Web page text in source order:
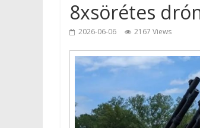
8xsörétes
2026-06-06 2167 Views